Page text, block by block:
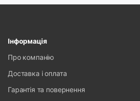
Інформація
Про компанію
Доставка і оплата
Гарантія та повернення